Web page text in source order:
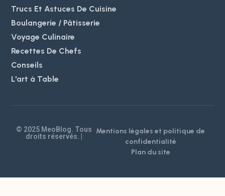
Trucs Et Astuces De Cuisine
Boulangerie / Pâtisserie
Voyage Culinaire
Recettes De Chefs
Conseils
L'art à Table
© 2025 MeoBlog. Tous
droits réservés. |
Mentions légales et politique de
confidentialité
Plan du site